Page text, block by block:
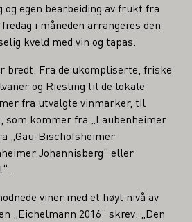
egen bearbeiding av frukt fra
i måneden arrangeres den
kveld med vin og tapas.
bredt. Fra de ukompliserte, friske
og Riesling til de lokale
fra utvalgte vinmarker, til
som kommer fra „Laubenheimer
„Gau-Bischofsheimer
Johannisberg“ eller
viner med et høyt nivå av
„Eichelmann 2016“ skrev: „Den